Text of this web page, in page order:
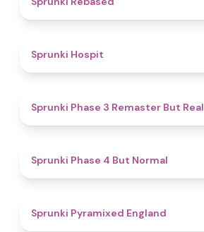
Sprunki Hospit
Sprunki Phase 3 Remaster But Real
Sprunki Phase 4 But Normal
Sprunki Pyramixed England